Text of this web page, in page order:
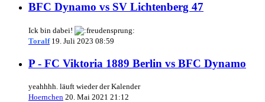
BFC Dynamo vs SV Lichtenberg 47
Ick bin dabei!
Toralf 19. Juli 2023 08:59
P - FC Viktoria 1889 Berlin vs BFC Dynamo
yeahhhh. läuft wieder der Kalender
Hoernchen 20. Mai 2021 21:12